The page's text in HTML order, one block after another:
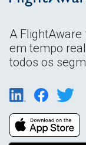
A
em tempo
todos os